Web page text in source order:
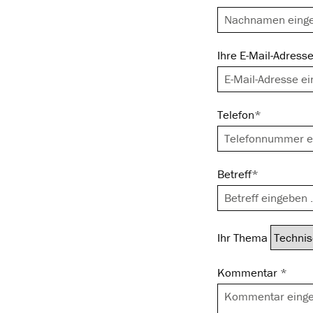
Ihre E-Mail-
Telefon*
Betreff*
Ihr Thema
Kommentar *